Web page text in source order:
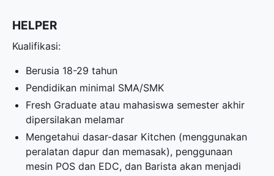
HELPER
Kualifikasi:
Berusia 18-29 tahun
Pendidikan minimal SMA/SMK
Fresh Graduate atau mahasiswa semester akhir
dipersilakan melamar
Mengetahui dasar-dasar Kitchen (menggunakan
peralatan dapur dan memasak), penggunaan
mesin POS dan EDC, dan Barista akan menjadi